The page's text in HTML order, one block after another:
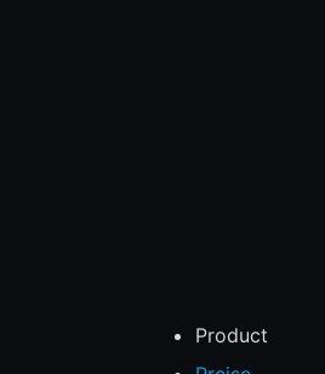
Product